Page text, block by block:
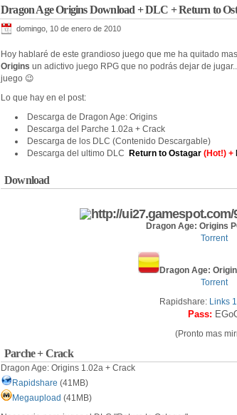
Dragon Age Origins Download + DLC + Return to
domingo, 10 de enero de 2010
Hoy hablaré de este grandioso juego que me ha quitado
Origins un adictivo juego RPG que no podrás dejar de
juego 😉
Lo que hay en el post:
Descarga de Dragon Age: Origins
Descarga del Parche 1.02a + Crack
Descarga de los DLC (Contenido Descargable)
Descarga del ultimo DLC
Return to Ostagar (Hot!) +
Download
Dragon Age: Origins
Torrent
Dragon Age:
Torrent
Rapidshare: Links 1
Pass:
(Pronto mas
Parche + Crack
Dragon Age: Origins 1.02a + Crack
Rapidshare (41MB)
Megaupload (41MB)